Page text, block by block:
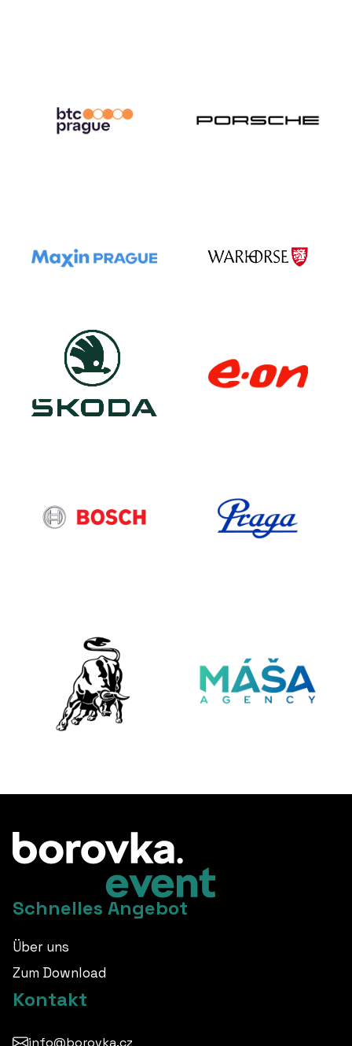
Schnelles Angebot
Über uns
Zum Download
Kontakt